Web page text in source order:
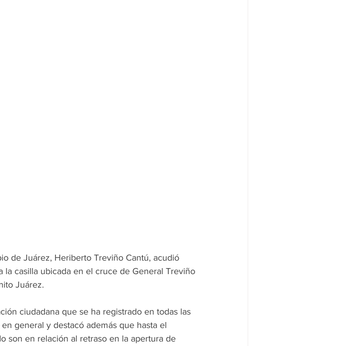
de Juárez, Heriberto Treviño Cantú, acudió
casilla ubicada en el cruce de General Treviño
Juárez.
ciudadana que se ha registrado en todas las
general y destacó además que hasta el
son en relación al retraso en la apertura de